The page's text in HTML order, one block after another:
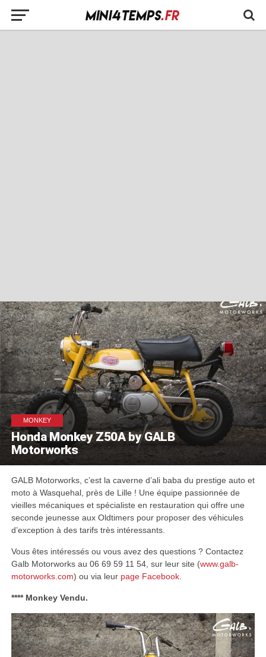
MONKEY
Honda Monkey Z50A by GALB
Motorworks
GALB Motorworks, c’est la caverne d’ali baba du prestige auto et
moto à Wasquehal, près de Lille ! Une équipe passionnée de
vieilles mécaniques et spécialiste en restauration qui offre une
seconde jeunesse aux Oldtimers pour proposer des véhicules
d’exception à des tarifs très intéressants.
Vous êtes intéressés ou vous avez des questions ? Contactez
Galb Motorworks au 06 69 59 11 54, sur leur site (www.galb-
motorworks.com) ou via leur page Facebook.
**** Monkey Vendu.